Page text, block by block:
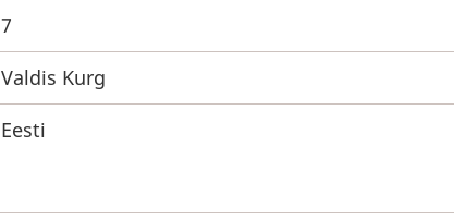
7
Valdis Kurg
Eesti